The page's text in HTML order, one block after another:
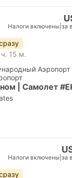
Налоги включены за
15 м.
Аэропорт
| Самолет
Налоги включены за